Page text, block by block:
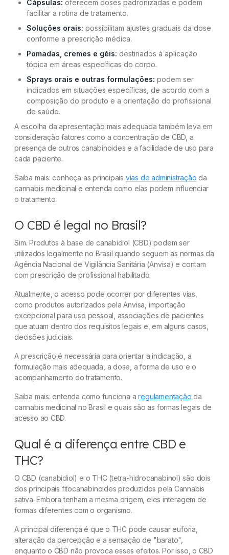
Cápsulas: oferecem doses padronizadas e podem
facilitar a rotina de tratamento.
Soluções orais: possibilitam ajustes graduais da dose
conforme a prescrição médica.
Pomadas, cremes e géis: destinados à aplicação
tópica em áreas específicas do corpo.
Sprays orais e outras formulações: podem ser
indicados em situações específicas, de acordo com a
composição do produto e a orientação do profissional
de saúde.
A escolha da apresentação mais adequada também leva em
consideração fatores como a concentração de CBD, a
presença de outros canabinoides e a facilidade de uso para
cada paciente.
Saiba mais: conheça as principais vias de administração da
cannabis medicinal e entenda como elas podem influenciar
o tratamento.
O CBD é legal no Brasil?
Sim. Produtos à base de canabidiol (CBD) podem ser
utilizados legalmente no Brasil quando seguem as normas da
Agência Nacional de Vigilância Sanitária (Anvisa) e contam
com prescrição de profissional habilitado.
Atualmente, o acesso pode ocorrer por diferentes vias,
como produtos autorizados pela Anvisa, importação
excepcional para uso pessoal, associações de pacientes
que atuam dentro dos requisitos legais e, em alguns casos,
decisões judiciais.
A prescrição é necessária para orientar a indicação, a
formulação mais adequada, a dose, a forma de uso e o
acompanhamento do tratamento.
Saiba mais: entenda como funciona aregulamentação da
cannabis medicinal no Brasil e quais são as formas legais de
acesso ao CBD.
Qual é a diferença entre CBD e
THC?
O CBD (canabidiol) e o THC (tetra-hidrocanabinol) são dois
dos principais fitocanabinoides produzidos pela Cannabis
sativa. Embora tenham a mesma origem, eles interagem de
formas diferentes com o organismo.
A principal diferença é que o THC pode causar euforia,
alteração da percepção e a sensação de "barato",
enquanto o CBD não provoca esses efeitos. Por isso, o CBD